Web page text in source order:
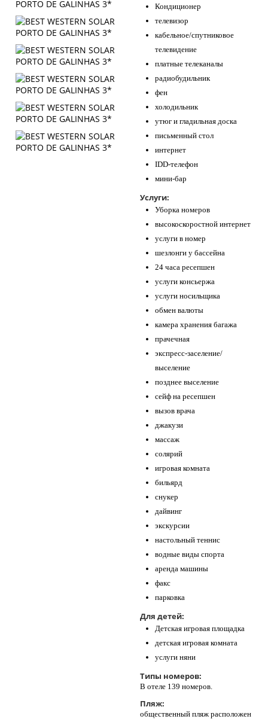
Кондиционер
телевизор
кабельное/спутниковое
телевидение
платные телеканалы
радиобудильник
фен
холодильник
утюг и гладильная доска
письменный стол
интернет
IDD-телефон
мини-бар
Услуги:
Уборка номеров
высокоскоростной интернет
услуги в номер
шезлонги у бассейна
24 часа ресепшен
услуги консьержа
услуги носильщика
обмен валюты
камера хранения багажа
прачечная
экспресс-заселение/
выселение
позднее выселение
сейф на ресепшен
вызов врача
джакузи
массаж
солярий
игровая комната
бильярд
снукер
дайвинг
экскурсии
настольный теннис
водные виды спорта
аренда машины
факс
парковка
Для детей:
Детская игровая площадка
детская игровая комната
услуги няни
Типы номеров:
В отеле 139 номеров.
Пляж:
общественный пляж расположен